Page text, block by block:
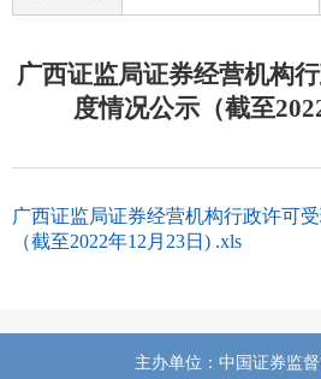
广西证监局证券经营机构
度情况公示（截至
广西证监局证券经营机构行政许可
（截至2022年12月23日) .xls
主办单位：中国证券监